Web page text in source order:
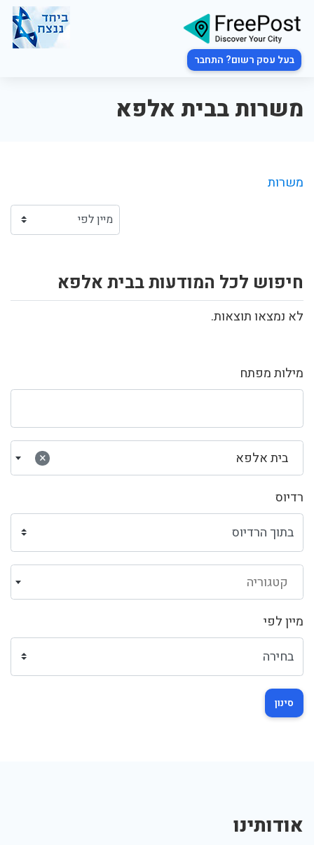
בעל עסק רשום? התחבר
משרות בבית אלפא
מילות מפתח
× בית אלפא
רדיוס
קטגוריה
מיין לפי
סינון
משרות
חיפוש לכל המודעות בבית אלפא
לא נמצאו תוצאות.
אודותינו